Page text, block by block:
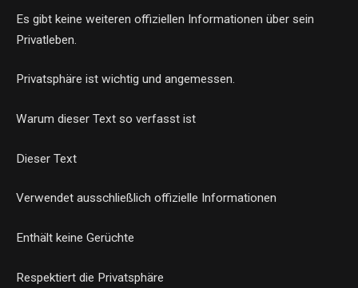
Es gibt keine weiteren offiziellen Informationen über sein
Privatleben.
Privatsphäre ist wichtig und angemessen.
Warum dieser Text so verfasst ist
Dieser Text
Verwendet ausschließlich offizielle Informationen
Enthält keine Gerüchte
Respektiert die Privatsphäre